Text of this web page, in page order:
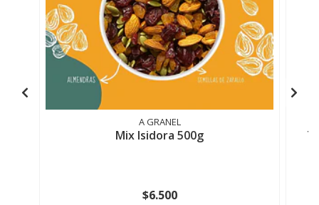
A GRANEL
Mix Isidora 500g
$6.500